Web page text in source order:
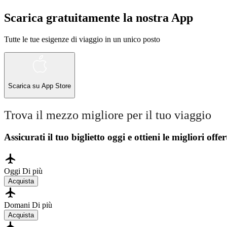
Scarica gratuitamente la nostra App
Tutte le tue esigenze di viaggio in un unico posto
Scarica su App Store
Trova il mezzo migliore per il tuo viaggio
Assicurati il ​​tuo biglietto oggi e ottieni le migliori
Oggi Di più
Acquista
Domani Di più
Acquista